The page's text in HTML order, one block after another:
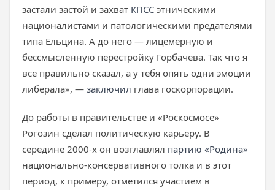
застали застой и захват КПСС этническими
националистами и патологическими предателями
типа Ельцина. А до него — лицемерную и
бессмысленную перестройку Горбачева. Так что я
все правильно сказал, а у тебя опять одни эмоции
либерала», — заключил глава госкорпорации.
До работы в правительстве и «Роскосмосе»
Рогозин сделал политическую карьеру. В
середине 2000-х он возглавлял партию «Родина»
национально-консервативного толка и в этот
период, к примеру, отметился участием в